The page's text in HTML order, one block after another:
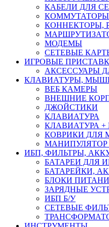
КАБЕЛИ ДЛЯ
КОННЕКТОРЫ,
МОДЕМЫ
СЕТЕВЫЕ
ИГРОВЫЕ
АКСЕССУАРЫ
КЛАВИАТУРЫ,
ВЕБ КАМЕРЫ
ВНЕШНИЕ
ДЖОЙСТИКИ
КЛАВИАТУРА
КЛАВИАТУРА
КОВРИКИ ДЛЯ
ИБП, ФИЛЬТРЫ,
БАТАРЕИ ДЛЯ
БАТАРЕЙКИ,
БЛОКИ
ЗАРЯДНЫЕ
ИБП Б/У
СЕТЕВЫЕ